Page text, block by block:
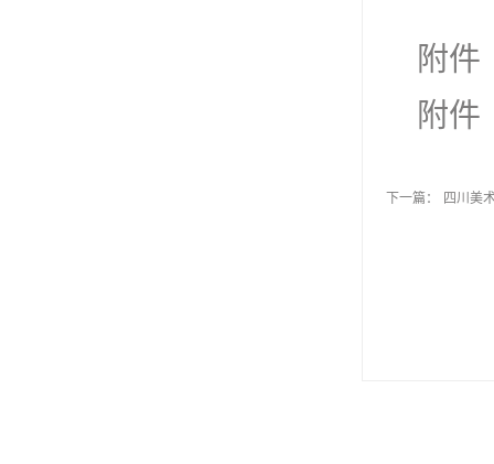
附件
附件
下一篇： 四川美